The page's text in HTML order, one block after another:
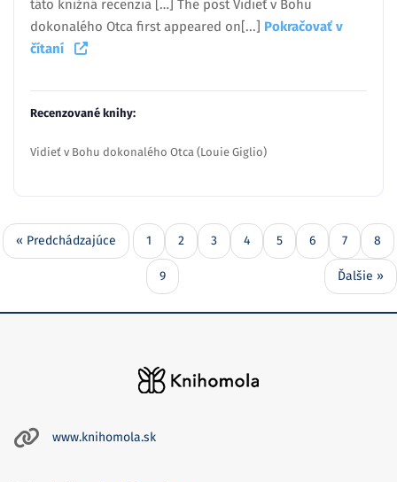
táto knižná recenzia […] The post Vidieť v Bohu
dokonalého Otca first appeared on[...] Pokračovať v
čítaní
Recenzované knihy:
Vidieť v Bohu dokonalého Otca (Louie Giglio)
« Predchádzajúce 1 2 3 4 5 6 7 8
9 Ďalšie »
www.knihomola.sk